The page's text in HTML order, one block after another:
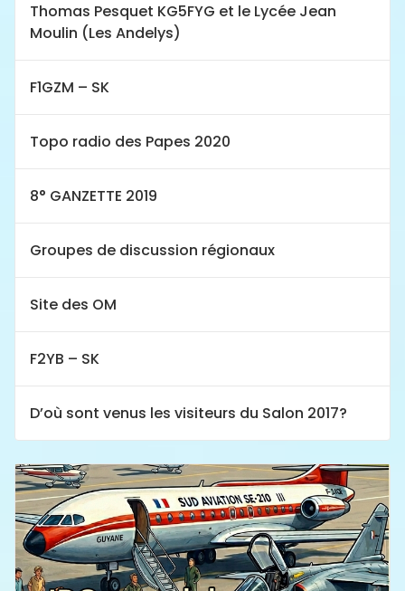
Thomas Pesquet KG5FYG et le Lycée Jean
Moulin (Les Andelys)
F1GZM – SK
Topo radio des Papes 2020
8° GANZETTE 2019
Groupes de discussion régionaux
Site des OM
F2YB – SK
D’où sont venus les visiteurs du Salon 2017?